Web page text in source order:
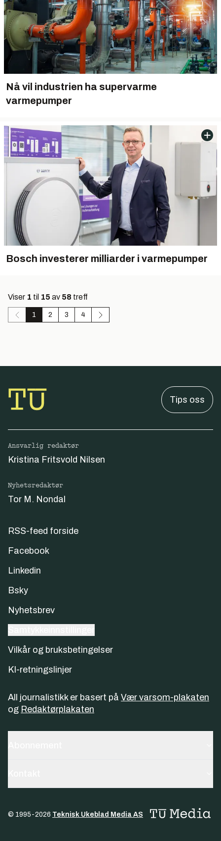
Nå vil industrien ha supervarme
varmepumper
Bosch investerer milliarder i varmepumper
Viser 1 til 15 av 58 treff
1 2 3 4
Tips oss
Ansvarlig redaktør
Kristina Fritsvold Nilsen
Nyhetsredaktør
Tor M. Nondal
RSS-feed forside
Facebook
Linkedin
Bsky
Nyhetsbrev
Vilkår og bruksbetingelser
KI-retningslinjer
All journalistikk er basert på Vær varsom-plakaten
og Redaktørplakaten
© 1995-2026 Teknisk Ukeblad Media AS